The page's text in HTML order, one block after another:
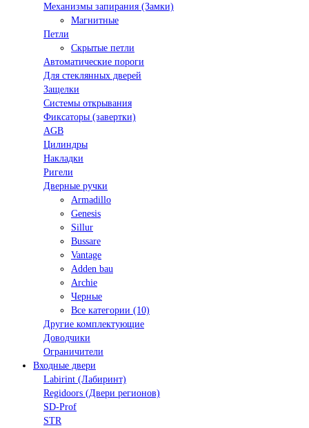
Механизмы запирания (Замки)
Магнитные
Петли
Скрытые петли
Автоматические пороги
Для стеклянных дверей
Защелки
Системы открывания
Фиксаторы (завертки)
AGB
Цилиндры
Накладки
Ригели
Дверные ручки
Armadillo
Genesis
Sillur
Bussare
Vantage
Adden bau
Archie
Черные
Все категории (10)
Другие комплектующие
Доводчики
Ограничители
Входные двери
Labirint (Лабиринт)
Regidoors (Двери регионов)
SD-Prof
STR